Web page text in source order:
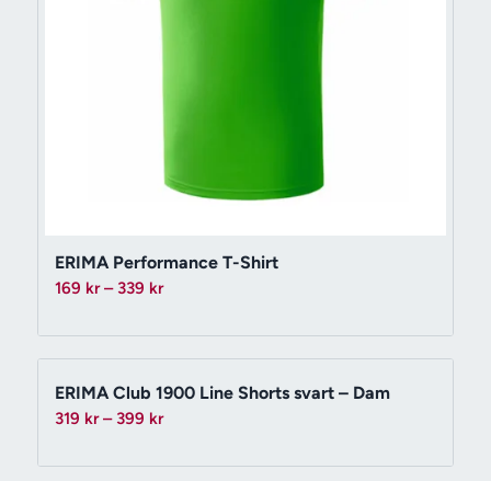
ERIMA Performance T-Shirt
169 kr – 339 krPrisintervall:
till
339 kr
ERIMA Club 1900 Line Shorts svart – Dam
319 kr – 399 krPrisintervall:
till